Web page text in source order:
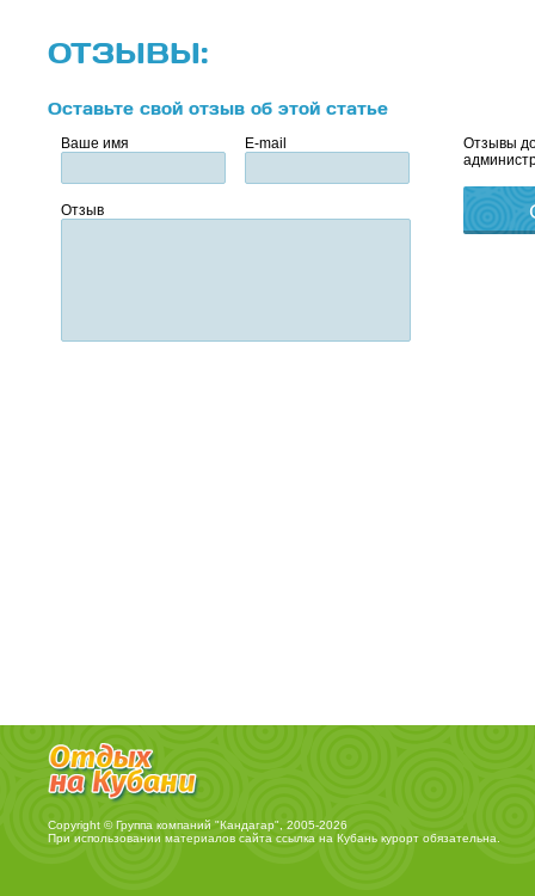
ОТЗЫВЫ:
Оставьте свой отзыв об этой статье
Ваше имя E-mail
Отзыв
Отзывы
Copyright © Группа компаний "Кандагар", 2005-2026
При использовании материалов сайта ссылка на Кубань курортобязательна.